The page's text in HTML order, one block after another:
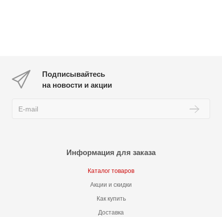
Подписывайтесь
на новости и акции
Информация для заказа
Каталог товаров
Акции и скидки
Как купить
Доставка